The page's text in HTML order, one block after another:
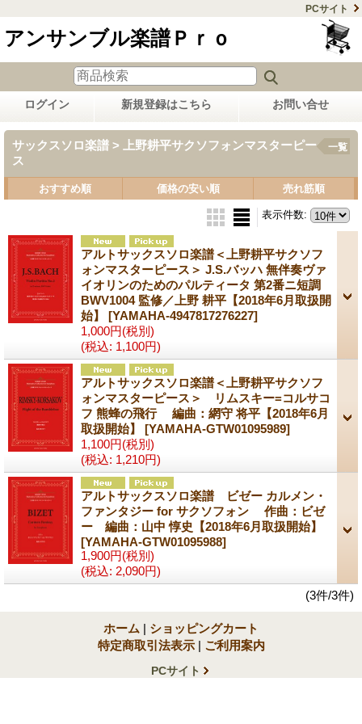
PCサイト
アンサンブル楽譜Ｐｒｏ
ログイン 新規登録はこちら お問い合せ
サックスソロ楽譜 > 上野耕平サクソフォンマスターピー
ス
一覧
おすすめ順 価格の安い順 売れ筋順
表示件数:
アルトサックスソロ楽譜＜上野耕平サクソフ
ォンマスターピース＞ J.S.バッハ 無伴奏ヴァ
イオリンのためのパルティータ 第2番ニ短調
BWV1004 監修／上野 耕平【2018年6月取扱開
始】 [YAMAHA-4947817276227]
1,000円(税別)
(税込: 1,100円)
アルトサックスソロ楽譜＜上野耕平サクソフ
ォンマスターピース＞ リムスキー=コルサコ
フ 熊蜂の飛行 編曲：網守 将平【2018年6月
取扱開始】 [YAMAHA-GTW01095989]
1,100円(税別)
(税込: 1,210円)
アルトサックスソロ楽譜 ビゼー カルメン・
ファンタジー for サクソフォン 作曲：ビゼ
ー 編曲：山中 惇史【2018年6月取扱開始】
[YAMAHA-GTW01095988]
1,900円(税別)
(税込: 2,090円)
(3件/3件)
ホーム | ショッピングカート
特定商取引法表示 | ご利用案内
PCサイト